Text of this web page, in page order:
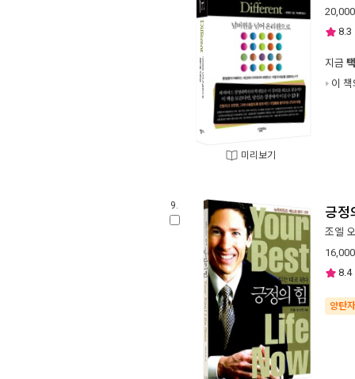
미리보기
20,000
8.3
지금
이
9. 긍정
조엘
16,000
8.4
양탄